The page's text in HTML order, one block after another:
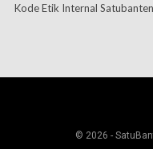
Kode Etik Internal Satubanten
© 2026 -